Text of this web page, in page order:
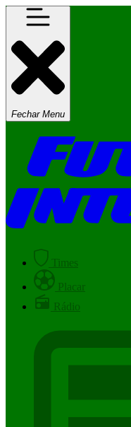
Fechar Menu
Times
Placar
Rádio